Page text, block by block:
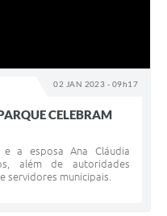
02 JAN 2023 - 09h17
CELEBRAM
a esposa Ana Cláudia
além de autoridades
servidores municipais.